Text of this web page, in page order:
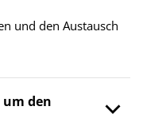
und den Austausch
den